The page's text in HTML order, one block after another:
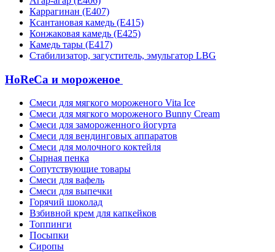
Каррагинан (Е407)
Ксантановая камедь (Е415)
Конжаковая камедь (Е425)
Камедь тары (Е417)
Стабилизатор, загуститель, эмульгатор LBG
HoReCa и мороженое
Смеси для мягкого мороженого Vita Ice
Смеси для мягкого мороженого Bunny Cream
Смеси для замороженного йогурта
Смеси для вендинговых аппаратов
Смеси для молочного коктейля
Сырная пенка
Сопутствующие товары
Смеси для вафель
Смеси для выпечки
Горячий шоколад
Взбивной крем для капкейков
Топпинги
Посыпки
Сиропы